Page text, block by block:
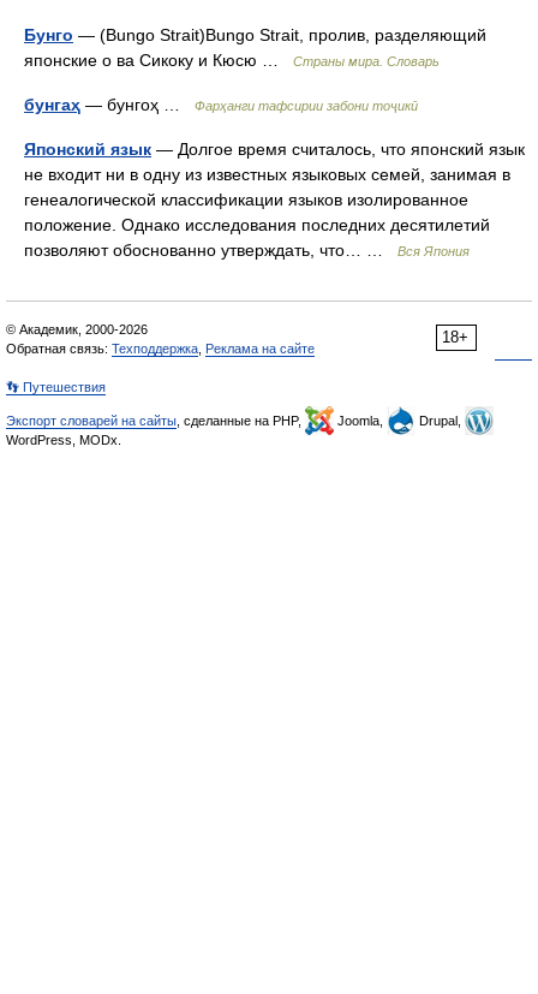
Бунго — (Bungo Strait)Bungo Strait, пролив, разделяющий
японские о ва Сикоку и Кюсю …
Страны мира. Словарь
бунгаҳ — бунгоҳ … Фарҳанги тафсирии забони тоҷикӣ
Японский язык — Долгое время считалось, что японский язык
не входит ни в одну из известных языковых семей, занимая в
генеалогической классификации языков изолированное
положение. Однако исследования последних десятилетий
позволяют обоснованно утверждать, что… …
Вся Япония
18+
© Академик, 2000-2026
Обратная связь: Техподдержка Реклама на сайте
👣 Путешествия
Экспорт словарей на сайты , сделанные на PHP, Joomla,
Drupal,
WordPress, MODx.